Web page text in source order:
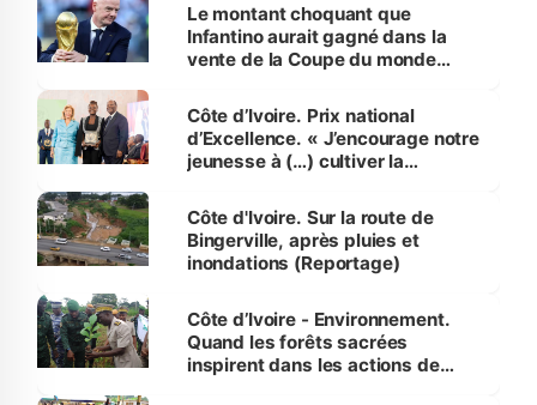
Le montant choquant que
Infantino aurait gagné dans la
vente de la Coupe du monde
Côte d’Ivoire. Prix national
d’Excellence. « J’encourage notre
jeunesse à (…) cultiver la
(Alassane Ouattara
Côte d'Ivoire. Sur la route de
Bingerville, après pluies et
inondations (Reportage)
Côte d’Ivoire - Environnement.
Quand les forêts sacrées
inspirent dans les actions de